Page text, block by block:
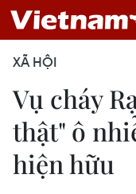
XÃ HỘI
Vụ cháy
thật" ô
hiện hữu